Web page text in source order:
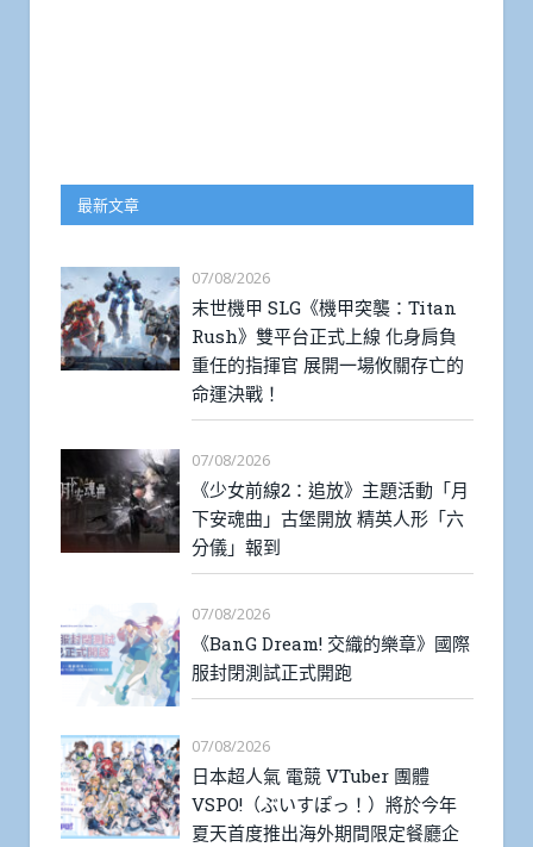
最新文章
07/08/2026
末世機甲 SLG《機甲突襲：Titan
Rush》雙平台正式上線 化身肩負
重任的指揮官 展開一場攸關存亡的
命運決戰！
07/08/2026
《少女前線2：追放》主題活動「月
下安魂曲」古堡開放 精英人形「六
分儀」報到
07/08/2026
《BanG Dream! 交織的樂章》國際
服封閉測試正式開跑
07/08/2026
日本超人氣 電競 VTuber 團體
VSPO!（ぶいすぽっ！）將於今年
夏天首度推出海外期間限定餐廳企